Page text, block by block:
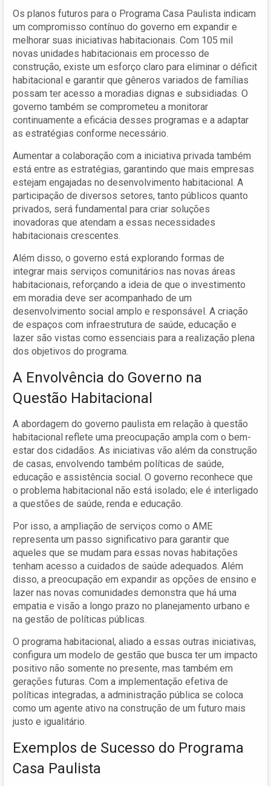
Os planos futuros para o Programa Casa Paulista indicam
um compromisso contínuo do governo em expandir e
melhorar suas iniciativas habitacionais. Com 105 mil
novas unidades habitacionais em processo de
construção, existe um esforço claro para eliminar o déficit
habitacional e garantir que gêneros variados de famílias
possam ter acesso a moradias dignas e subsidiadas. O
governo também se comprometeu a monitorar
continuamente a eficácia desses programas e a adaptar
as estratégias conforme necessário.
Aumentar a colaboração com a iniciativa privada também
está entre as estratégias, garantindo que mais empresas
estejam engajadas no desenvolvimento habitacional. A
participação de diversos setores, tanto públicos quanto
privados, será fundamental para criar soluções
inovadoras que atendam a essas necessidades
habitacionais crescentes.
Além disso, o governo está explorando formas de
integrar mais serviços comunitários nas novas áreas
habitacionais, reforçando a ideia de que o investimento
em moradia deve ser acompanhado de um
desenvolvimento social amplo e responsável. A criação
de espaços com infraestrutura de saúde, educação e
lazer são vistas como essenciais para a realização plena
dos objetivos do programa.
A Envolvência do Governo na
Questão Habitacional
A abordagem do governo paulista em relação à questão
habitacional reflete uma preocupação ampla com o bem-
estar dos cidadãos. As iniciativas vão além da construção
de casas, envolvendo também políticas de saúde,
educação e assistência social. O governo reconhece que
o problema habitacional não está isolado; ele é interligado
a questões de saúde, renda e educação.
Por isso, a ampliação de serviços como o AME
representa um passo significativo para garantir que
aqueles que se mudam para essas novas habitações
tenham acesso a cuidados de saúde adequados. Além
disso, a preocupação em expandir as opções de ensino e
lazer nas novas comunidades demonstra que há uma
empatia e visão a longo prazo no planejamento urbano e
na gestão de políticas públicas.
O programa habitacional, aliado a essas outras iniciativas,
configura um modelo de gestão que busca ter um impacto
positivo não somente no presente, mas também em
gerações futuras. Com a implementação efetiva de
políticas integradas, a administração pública se coloca
como um agente ativo na construção de um futuro mais
justo e igualitário.
Exemplos de Sucesso do Programa
Casa Paulista